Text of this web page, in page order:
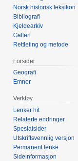
Norsk historisk leksikon
Bibliografi
Kjeldearkiv
Galleri
Rettleiing og metode
Forsider
Geografi
Emner
Verktøy
Lenker hit
Relaterte endringer
Spesialsider
Utskriftsvennlig versjon
Permanent lenke
Sideinformasjon